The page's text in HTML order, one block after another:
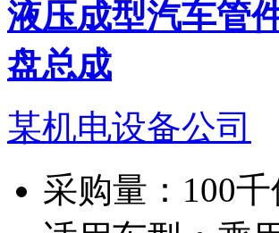
液压成型汽车管
盘总成
某机电设备公司
采购量： 100